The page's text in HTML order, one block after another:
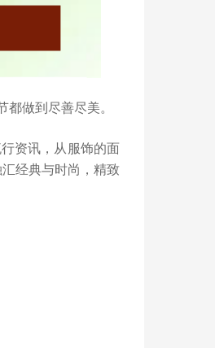
做到尽善尽美。
资讯，从服饰的面
经典与时尚，精致